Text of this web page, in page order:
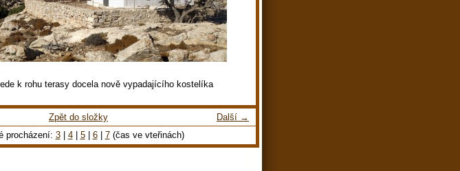
k rohu terasy docela nově vypadajícího kostelíka
Další →
Zpět do složky
procházení: 3| 4| 5| 6| 7(čas ve vteřinách)